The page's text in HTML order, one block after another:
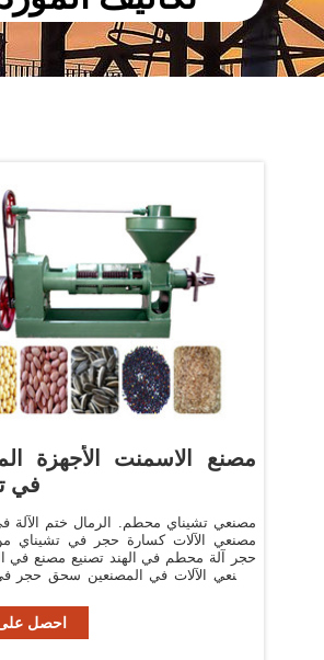
مصنع الاسمنت الأجهزة
في
مصنعي تشيناي محطم. الرمال ختم الآلة
حجر آلة محطم في الهند تصنيع مصنع في
مصنعي الآلات في المصنعين سحق حجر
احصل